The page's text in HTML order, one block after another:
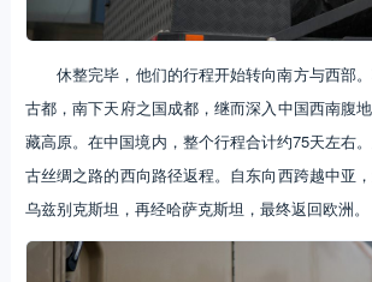
休整完毕，他们的行程开始转向南方与西部
古都，南下天府之国成都，继而深入中国西南腹
藏高原。在中国境内，整个行程合计约75天左右
古丝绸之路的西向路径返程。自东向西跨越中亚，
乌兹别克斯坦，再经哈萨克斯坦，最终返回欧洲。